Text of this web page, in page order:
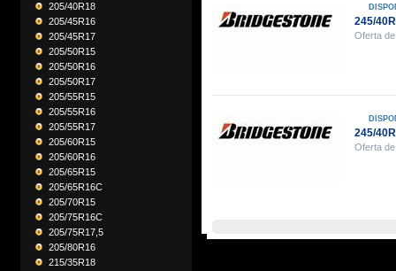
205/40R18
205/45R16
205/45R17
205/50R15
205/50R16
205/50R17
205/55R15
205/55R16
205/55R17
205/60R15
205/60R16
205/65R15
205/65R16C
205/70R15
205/75R16C
205/75R17,5
205/80R16
215/35R18
245/
Oferta
245/
Oferta